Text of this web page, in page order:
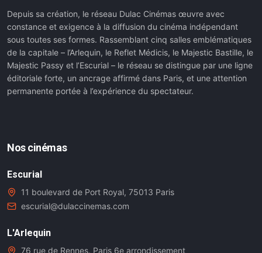
Depuis sa création, le réseau Dulac Cinémas œuvre avec
constance et exigence à la diffusion du cinéma indépendant
sous toutes ses formes. Rassemblant cinq salles emblématiques
de la capitale – l’Arlequin, le Reflet Médicis, le Majestic Bastille, le
Majestic Passy et l’Escurial – le réseau se distingue par une ligne
éditoriale forte, un ancrage affirmé dans Paris, et une attention
permanente portée à l’expérience du spectateur.
Nos cinémas
Escurial
11 boulevard de Port Royal, 75013 Paris
escurial@dulaccinemas.com
L'Arlequin
76 rue de Rennes, Paris 6e arrondissement